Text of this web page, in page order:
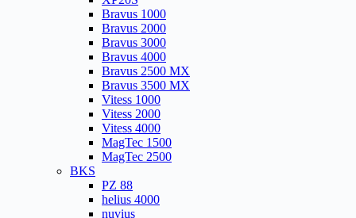
Bravus 1000
Bravus 2000
Bravus 3000
Bravus 4000
Bravus 2500 MX
Bravus 3500 MX
Vitess 1000
Vitess 2000
Vitess 4000
MagTec 1500
MagTec 2500
BKS
PZ 88
helius 4000
nuvius